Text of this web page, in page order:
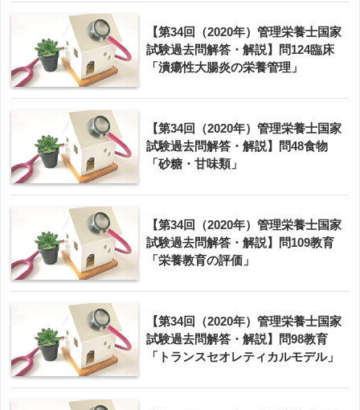
【第34回（2020年）管理栄養士国家
試験過去問解答・解説】問124臨床
「潰瘍性大腸炎の栄養管理」
【第34回（2020年）管理栄養士国家
試験過去問解答・解説】問48食物
「砂糖・甘味類」
【第34回（2020年）管理栄養士国家
試験過去問解答・解説】問109教育
「栄養教育の評価」
【第34回（2020年）管理栄養士国家
試験過去問解答・解説】問98教育
「トランスセオレティカルモデル」